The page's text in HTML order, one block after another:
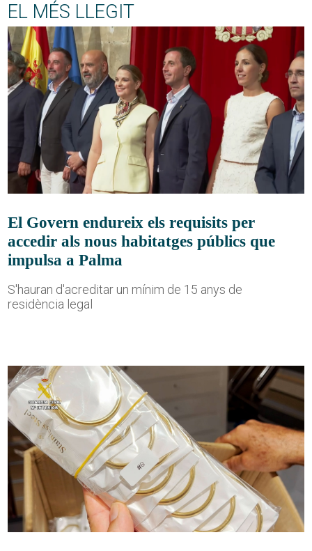
EL MÉS LLEGIT
El Govern endureix els requisits per
accedir als nous habitatges públics que
impulsa a Palma
S'hauran d'acreditar un mínim de 15 anys de
residència legal